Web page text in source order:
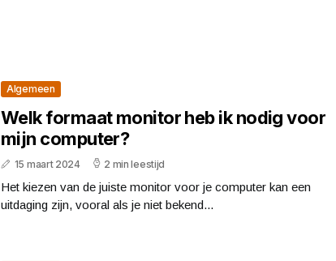
Algemeen
Welk formaat monitor heb ik nodig voor
mijn computer?
15 maart 2024 2 min leestijd
Het kiezen van de juiste monitor voor je computer kan een
uitdaging zijn, vooral als je niet bekend...